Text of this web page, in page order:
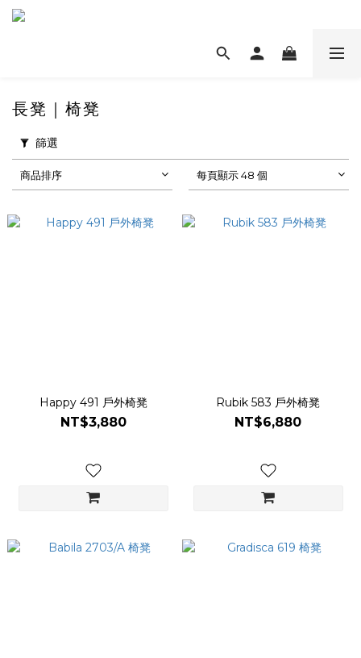
長凳｜椅凳
篩選
商品排序 每頁顯示 48 個
Happy 491 戶外椅凳
NT$3,880
Rubik 583 戶外椅凳
NT$6,880